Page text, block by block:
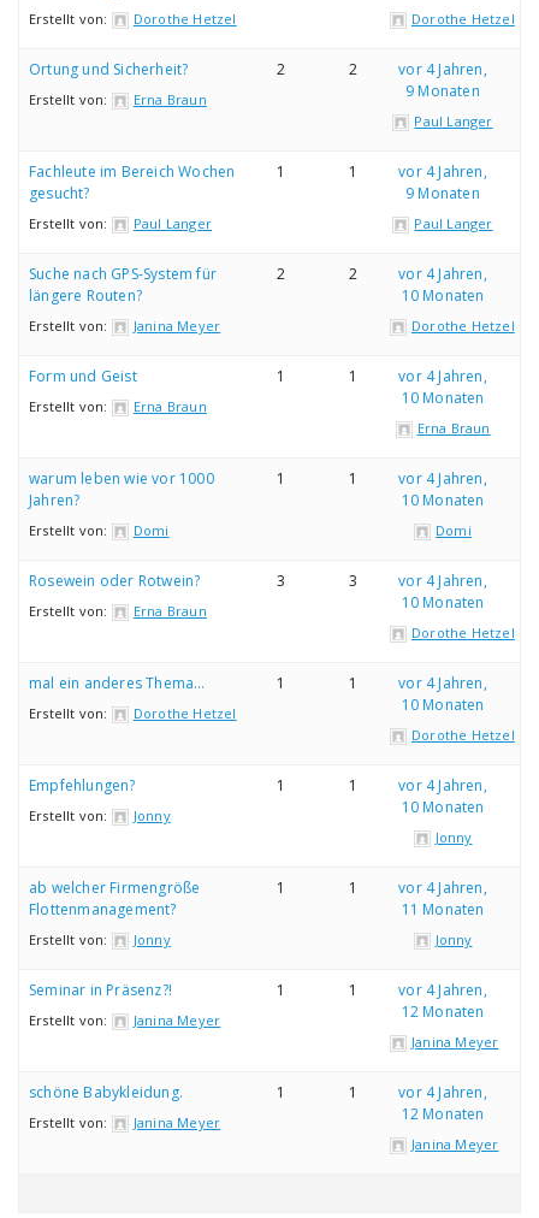
Erstellt von: Dorothe Hetzel Dorothe Hetzel
Ortung und Sicherheit?
Erstellt von: Erna Braun
2 2
vor 4 Jahren,
9 Monaten
Paul Langer
Fachleute im Bereich Wochen
gesucht?
Erstellt von: Paul Langer
1 1
vor 4 Jahren,
9 Monaten
Paul Langer
Suche nach GPS-System für
längere Routen?
Erstellt von: Janina Meyer
2 2
vor 4 Jahren,
10 Monaten
Dorothe Hetzel
Form und Geist
Erstellt von: Erna Braun
1 1
vor 4 Jahren,
10 Monaten
Erna Braun
warum leben wie vor 1000
Jahren?
Erstellt von: Domi
1 1
vor 4 Jahren,
10 Monaten
Domi
Rosewein oder Rotwein?
Erstellt von: Erna Braun
3 3
vor 4 Jahren,
10 Monaten
Dorothe Hetzel
mal ein anderes Thema…
Erstellt von: Dorothe Hetzel
1 1
vor 4 Jahren,
10 Monaten
Dorothe Hetzel
Empfehlungen?
Erstellt von: Jonny
1 1
vor 4 Jahren,
10 Monaten
Jonny
ab welcher Firmengröße
Flottenmanagement?
Erstellt von: Jonny
1 1
vor 4 Jahren,
11 Monaten
Jonny
Seminar in Präsenz?!
Erstellt von: Janina Meyer
1 1
vor 4 Jahren,
12 Monaten
Janina Meyer
schöne Babykleidung.
Erstellt von: Janina Meyer
1 1
vor 4 Jahren,
12 Monaten
Janina Meyer